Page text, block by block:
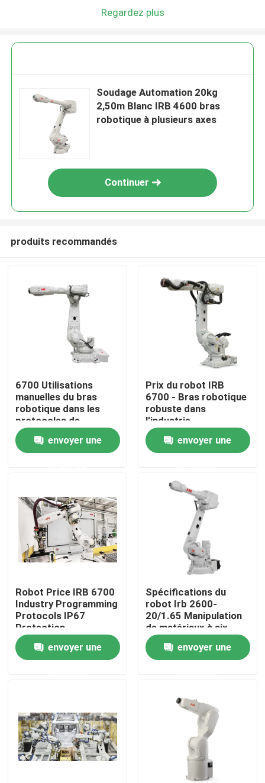
À la maison
Vidéos
Le spectacle VR
À propos de nous
Visite de l'usine
Nouvelles
Regardez plus
Soudage Automation 20kg
2,50m Blanc IRB 4600 bras
robotique à plusieurs axes
Continuer
produits recommandés
6700 Utilisations
manuelles du bras
robotique dans les
protocoles de
programmation
industrielsenvoyer une
Prix du robot IRB
6700 - Bras robotique
robuste dans
l'industrie
envoyer une
Robot Price IRB 6700
Industry Programming
Protocols IP67
Protection
envoyer une
Spécifications du
robot Irb 2600-
20/1.65 Manipulation
de matériaux à six
axes
envoyer une